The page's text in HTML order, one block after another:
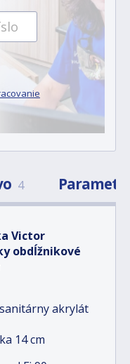
4
Victor
obdĺžnikové
akrylát
14 cm